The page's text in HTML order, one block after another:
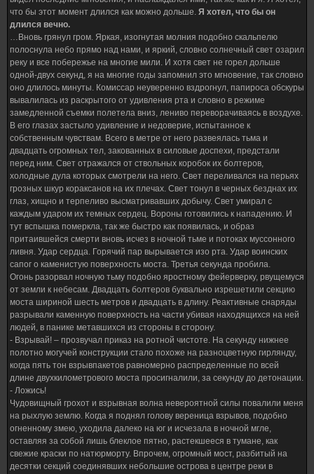
что бы этот момент длился как можно дольше. Я хотел, что бы он
длился вечно.
…Вновь грянул гром. Яркая, изогнутая молния подобно скальпелю
полоснула небо прямо над нами, и яркий, словно солнечный свет озарил
реку и все побережье на многие мили. И хотя свет не горел дольше
одной-двух секунд, я на многие годы запомнил это мгновение, так словно
оно длилось минуты. Комиссар неуверенно вздрогнул, папироса обскуры
вывалилась из раскрытого от удивления рта и словно в режиме
замедленной съемки полетела вниз, лениво переворачиваясь в воздухе.
В его глазах застыло удивление и недоверие, испытанное к
собственным чувствам. Всего в метре от него развеялась тьма и
двадцать огромных тел, закованных в силовые доспехи, предстали
перед ним. Свет отражался от ствольных коробок их болтеров,
холодные дула которых смотрели на него. Свет переливался на перьях
грозных шкур кораксанов на их плечах. Свет тонул в черных безднах их
глаз, хищно и терпеливо высматривавших добычу. Свет умирал с
каждым ударом их темных сердец. Вороны готовились к нападению. И
тут вспышка померкла, так же быстро как появилась, и образ
притаившейся смерти вновь исчез в ночной тьме и потоках муссонного
ливня. Удар сердца. Горячий пар вырывается изо рта. Удар воинских
сапог о каменистую поверхность моста. Третья секунда пробила.
Огонь разорвал ночную тьму подобно яростному фейерверку, рвущемуся
от земли к небесам. Двадцать болтеров буквально изрешетили секцию
моста шириной шесть метров и двадцать в длину. Реактивные снаряды
разрывали каменную поверхность на части убивая находящихся на ней
людей, в панике метавшихся из стороны в сторону.
- Взрывай! – прозвучал приказ на ротной чистоте. На секунду нижнее
полотно могучей конструкции стало похоже на разноцветную гирлянду,
когда пять тон взрывпакетов равномерно распределенные по всей
длине двухкилометрового моста просигналили, за секунду до детонации.
- Ложись!
Чудовищный грохот и взрывная волна невероятной силы повалили меня
на рыхлую землю. Когда я поднял голову вереница взрывов, подобно
огненному змею, уходила далеко на юг и исчезала в ночной мгле,
оставляя за собой лишь блеклое пятно, растекшееся в тумане, как
свежие краски по натюрморту. Впрочем, огромный мост, разбитый на
десятки секций соединявших небольшие острова в центре реки в